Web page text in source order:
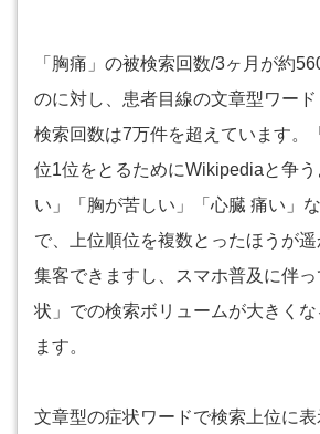
「胸痛」の被検索回数/3ヶ月が約
のに対し、患者目線の文章型ワー
検索回数は7万件を超えています。
位1位をとるためにWikipediaと争
い」「胸が苦しい」「心臓 痛い」
で、上位順位を複数とったほうが
集客できますし、スマホ普及に伴
状」での検索ボリュームが大きく
ます。
文章型の症状ワードで検索上位に